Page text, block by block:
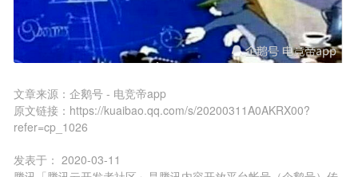
文章来源： 企鹅号 - 电竞帝app
原文链接： https://kuaibao.qq.com/s/20200311A0AKRX00?
refer=cp_1026
发表于： 2020-03-11